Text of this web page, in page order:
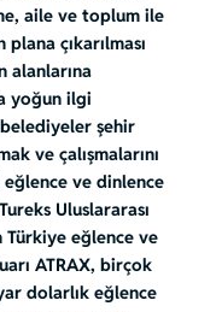
aile ve toplum ile
çıkarılması
alanlarına
yoğun ilgi
şehir
ve çalışmalarını
ve dinlence
Tureks Uluslararası
Türkiye eğlence ve
ATRAX, birçok
dolarlık eğlence